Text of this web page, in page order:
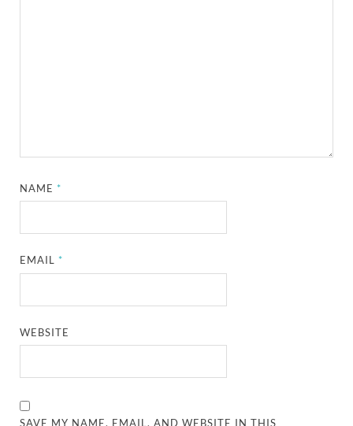
NAME*
EMAIL*
WEBSITE
SAVE MY NAME, EMAIL, AND WEBSITE IN THIS